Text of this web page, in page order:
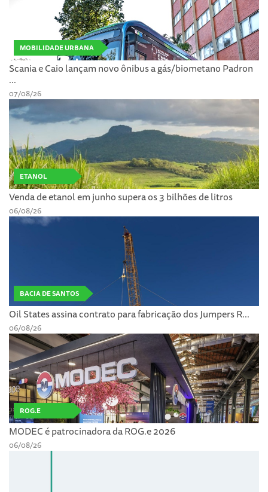
MOBILIDADE URBANA
Scania e Caio lançam novo ônibus a gás/biometano Padron
...
07/08/26
ETANOL
Venda de etanol em junho supera os 3 bilhões de litros
06/08/26
BACIA DE SANTOS
Oil States assina contrato para fabricação dos Jumpers R...
06/08/26
ROG.E
MODEC é patrocinadora da ROG.e 2026
06/08/26